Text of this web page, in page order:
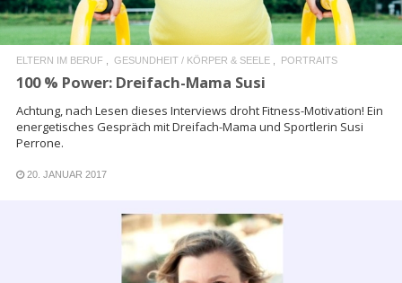
ELTERN IM BERUF GESUNDHEIT / KÖRPER & SEELE PORTRAITS
100 % Power: Dreifach-Mama Susi
Achtung, nach Lesen dieses Interviews droht Fitness-Motivation! Ein
energetisches Gespräch mit Dreifach-Mama und Sportlerin Susi
Perrone.
20. JANUAR 2017